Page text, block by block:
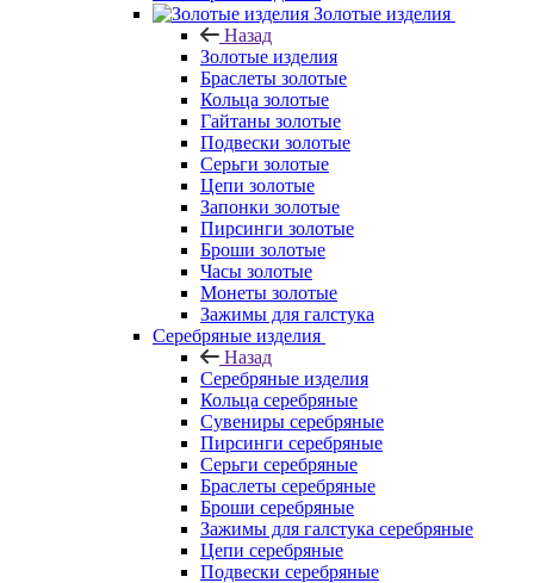
Золотые изделия
Назад
Золотые изделия
Браслеты золотые
Кольца золотые
Гайтаны золотые
Подвески золотые
Серьги золотые
Цепи золотые
Запонки золотые
Пирсинги золотые
Броши золотые
Часы золотые
Монеты золотые
Зажимы для галстука
Серебряные изделия
Назад
Серебряные изделия
Кольца серебряные
Сувениры серебряные
Пирсинги серебряные
Серьги серебряные
Браслеты серебряные
Броши серебряные
Зажимы для галстука серебряные
Цепи серебряные
Подвески серебряные